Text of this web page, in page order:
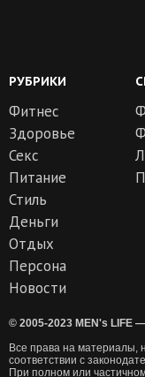
РУБРИКИ
Фитнес
Здоровье
Секс
Питание
Стиль
Деньги
Отдых
Персона
Новости
© 2005-2023 MEN's
Все права на материалы,
соответствии с
При полном или